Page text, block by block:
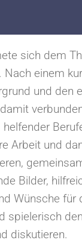
sich dem
Nach einem
und den
Arbeit und
Bilder,
Wünsche für
spielerisch
diskutieren.